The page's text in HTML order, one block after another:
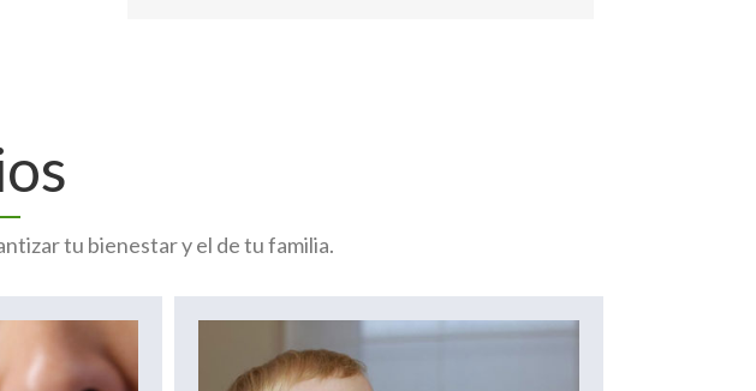
tu bienestar y el de tu familia.